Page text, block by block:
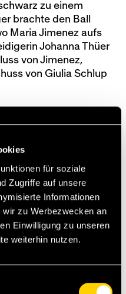
für soziale
Zugriffe auf unsere
Informationen
zu Werbezwecken an
Einwilligung zu unseren
weiterhin nutzen.
zu einem
brachte den Ball
Maria Jimenez aufs
Johanna Thüer
von Jimenez,
von Giulia Schlup
Dort wartete Wibke
Netz zum 2:0-
– SR Tharmini
Jimenez,